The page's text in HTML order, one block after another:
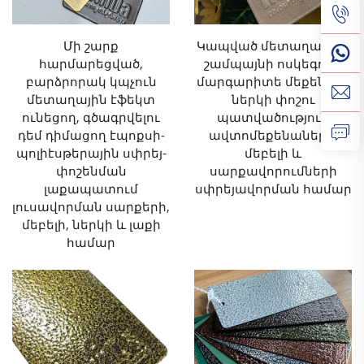
մետաղական էֆեկտով փոշիային ծածկույթը
դարձնում է այն արտադրանքների
նախընտրելի ընտրություն, որոնք
պահանջում են բարձր դեկորատիվ
չափանիշներ:
2. Գերազանց հարմարավիճակ և
երկարաժամկետ աշխատանք
Բացի դեկորատիվ առավելություններից՝
մետաղական էֆեկտով փոշու լաքապատումը
գերազանց տևողականություն և
երկարաժամկետ աշխատանքային
հատկություններ է ապահովում։
Մետաղական էֆեկտով փոշու
լաքապատման առաջադեմ բաղադրությունը
Մի շարք
հարմարեցված,
բարձրորակ կպչուն
մետաղային էֆեկտ
ունեցող, գծագրվելու
դեմ դիմացող էպոքսի-
պոլիէսթերային սփրեյ-
փոշենման
լաքապատում
լուսավորման սարքերի,
մեբելի, ներկի և լաքի
համար
Կապված մետաղական
շամպայնի ոսկեգույն
մարգարիտե մեքենայի
ներկի փոշու
պատվածություն
ավտոմեքենաների,
մեբելի և
սարքավորումների
սփրեյավորման համար